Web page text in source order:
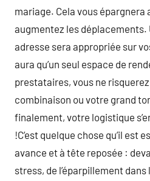
mariage. Cela vous épargnera
augmentez les déplacements.
adresse sera appropriée sur
aura qu’un seul espace de
prestataires, vous ne
combinaison ou votre grand
finalement, votre logistique
!C’est quelque chose qu’il est
avance et à tête reposée :
stress, de l’éparpillement